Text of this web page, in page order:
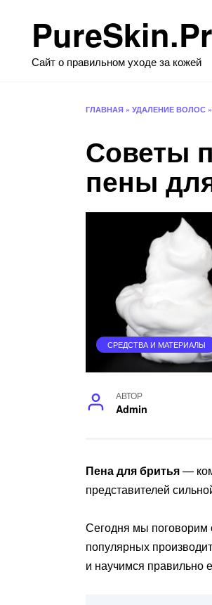
содержанию
Сайт о правильном уходе за кожей
ГЛАВНАЯ » УДАЛЕНИЕ ВОЛОС »
Советы
пены
СРЕДСТВА И МАТЕРИАЛЫ
АВТОР
Admin
Пена для бритья—
представителей
Сегодня мы поговорим
популярных
и научимся правильно